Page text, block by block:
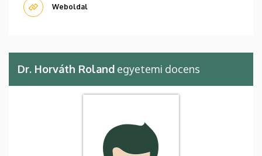
Weboldal
Dr. Horváth Roland egyetemi docens